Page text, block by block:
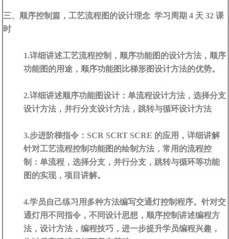
三、顺序控制篇，工艺流程图的设计理念 学习周期 4 天 32 课
时
1.详细讲述工艺流程控制，顺序功能图的设计方法，顺序
功能图的用途，顺序功能图比梯形图设计方法的优势。
2.详细讲述顺序功能图设计：单流程设计方法，选择分支
设计方法，并行分支设计方法，跳转与循环设计方法
3.步进阶梯指令：SCR SCRT SCRE 的应用，详细讲解
针对工艺流程控制功能图的绘制方法，常用的流程控
制：单流程，选择分支，并行分支，跳转与循环等功能
图的实现，项目讲解。
4.学员自己练习用多种方法编写交通灯控制程序。针对交
通灯用不同指令，不同设计思想，顺序控制讲述编程方
法，设计方法，编程技巧，进一步提升学员编程兴趣，